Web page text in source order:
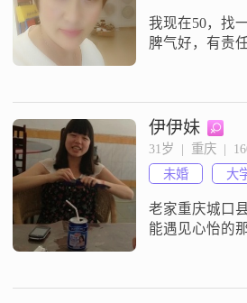
我现在50，找
脾气好，有责
伊伊妹
31岁  |  重庆  |
未婚
大
老家重庆城口
能遇见心怡的